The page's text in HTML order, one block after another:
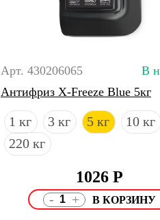
Арт. 430206065
В
Антифриз X-Freeze Blue 5кг
1 кг 3 кг 5 кг
10 кг
220 кг
1026 Р
- +